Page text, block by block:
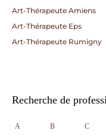
Art-Thérapeute Amiens
Art-Thérapeute Eps
Art-Thérapeute Rumigny
Recherche de
A B C